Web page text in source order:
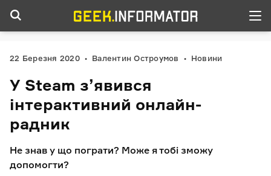
22 Березня 2020 Валентин Остроумов Новини
У Steam з’явився
інтерактивний онлайн-
радник
Не знав у що пограти? Може я тобі зможу
допомогти?